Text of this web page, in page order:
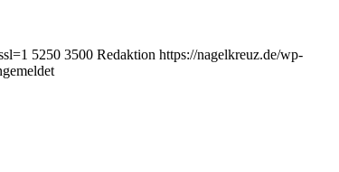
5250 3500 Redaktion https://nagelkreuz.de/wp-